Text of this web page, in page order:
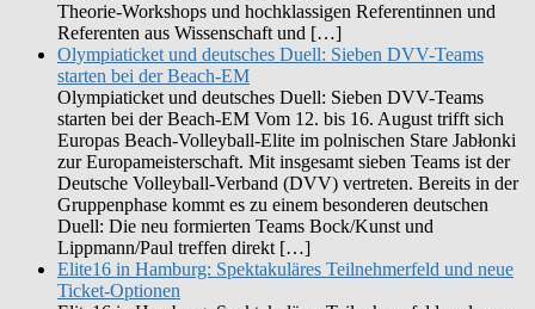
Theorie-Workshops und hochklassigen Referentinnen und
Referenten aus Wissenschaft und […]
Olympiaticket und deutsches Duell: Sieben DVV-Teams
starten bei der Beach-EM
Olympiaticket und deutsches Duell: Sieben DVV-Teams
starten bei der Beach-EM Vom 12. bis 16. August trifft sich
Europas Beach-Volleyball-Elite im polnischen Stare Jabłonki
zur Europameisterschaft. Mit insgesamt sieben Teams ist der
Deutsche Volleyball-Verband (DVV) vertreten. Bereits in der
Gruppenphase kommt es zu einem besonderen deutschen
Duell: Die neu formierten Teams Bock/Kunst und
Lippmann/Paul treffen direkt […]
Elite16 in Hamburg: Spektakuläres Teilnehmerfeld und neue
Ticket-Optionen